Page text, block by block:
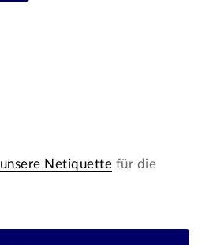
unsere Netiquette für die